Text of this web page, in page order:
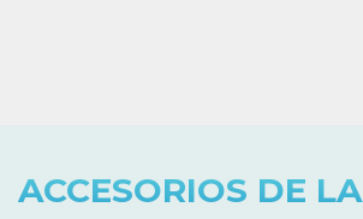
ACCESORIOS DE LA